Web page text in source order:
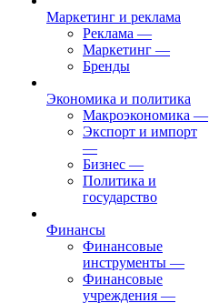
Маркетинг и реклама
Реклама —
Маркетинг —
Бренды
Экономика и политика
Макроэкономика —
Экспорт и импорт
—
Бизнес —
Политика и
государство
Финансы
Финансовые
инструменты —
Финансовые
учреждения —